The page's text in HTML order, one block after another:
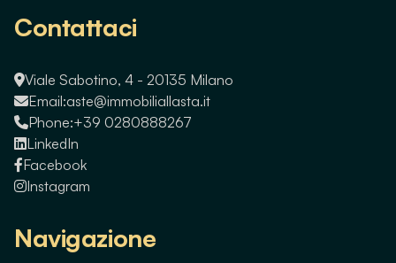
Contattaci
Viale Sabotino, 4 - 20135 Milano
Email:aste@immobiliallasta.it
Phone:+39 0280888267
LinkedIn
Facebook
Instagram
Navigazione